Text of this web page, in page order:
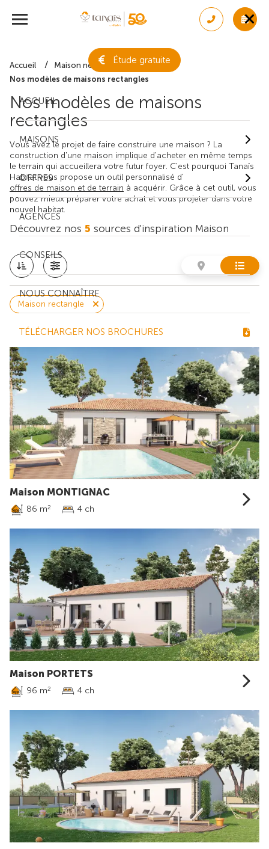
Étude gratuite
ACCUEIL
MAISONS
OFFRES
AGENCES
CONSEILS
NOUS CONNAÎTRE
TÉLÉCHARGER NOS BROCHURES
Accueil
Maison neuve
Nos modèles de maisons rectangles
Nos modèles de maisons
rectangles
Vous avez le projet de faire construire une maison ? La
construction d'une maison implique d'acheter en même temps
le terrain qui accueillera votre futur foyer. C'est pourquoi Tanaïs
Habitat vous propose un outil personnalisé d'
offres de maison et de terrain à acquérir. Grâce à cet outil, vous
pouvez mieux préparer votre achat et vous projeter dans votre
nouvel habitat.
Découvrez nos 5 sources d'inspiration Maison
Maison rectangle
Maison MONTIGNAC
86 m2 4 ch
Maison PORTETS
96 m2 4 ch